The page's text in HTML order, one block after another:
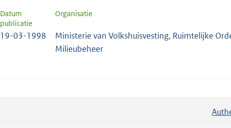
Datum
publicatie
Organisatie
19-03-1998
Ministerie van Volkshuisvesting, Ruimtelijke
Milieubeheer